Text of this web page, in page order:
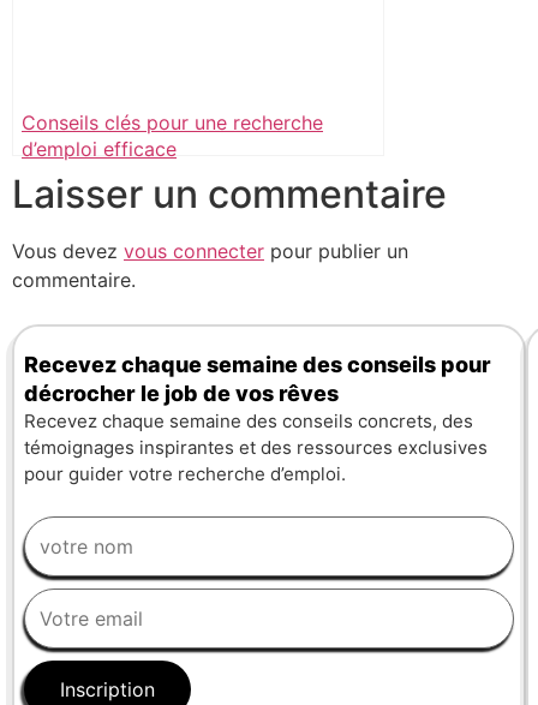
Conseils clés pour une recherche
d’emploi efficace
Laisser un commentaire
Vous devez vous connecter pour publier un
commentaire.
Recevez chaque semaine des conseils pour
décrocher le job de vos rêves
Recevez chaque semaine des conseils concrets, des
témoignages inspirantes et des ressources exclusives
pour guider votre recherche d’emploi.
Inscription